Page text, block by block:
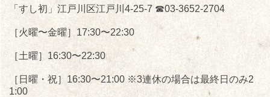
「すし初」江戸川区江戸川4-25-7 ☎︎03-3652-2704
［火曜〜金曜］17:30〜22:30
［土曜］16:30〜22:30
［日曜・祝］16:30〜21:00 ※3連休の場合は最終日のみ2
1:00